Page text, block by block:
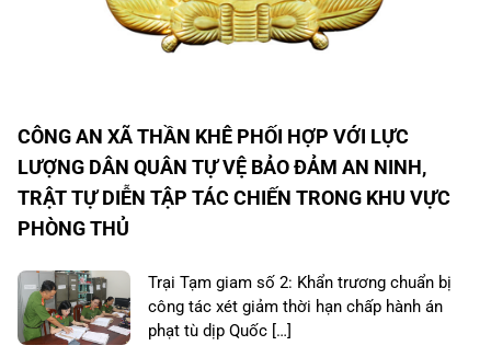
CÔNG AN XÃ THẦN KHÊ PHỐI HỢP VỚI LỰC
LƯỢNG DÂN QUÂN TỰ VỆ BẢO ĐẢM AN NINH,
TRẬT TỰ DIỄN TẬP TÁC CHIẾN TRONG KHU VỰC
PHÒNG THỦ
Trại Tạm giam số 2: Khẩn trương chuẩn bị
công tác xét giảm thời hạn chấp hành án
phạt tù dịp Quốc […]